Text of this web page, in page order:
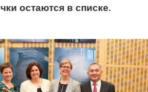
остаются в списке.